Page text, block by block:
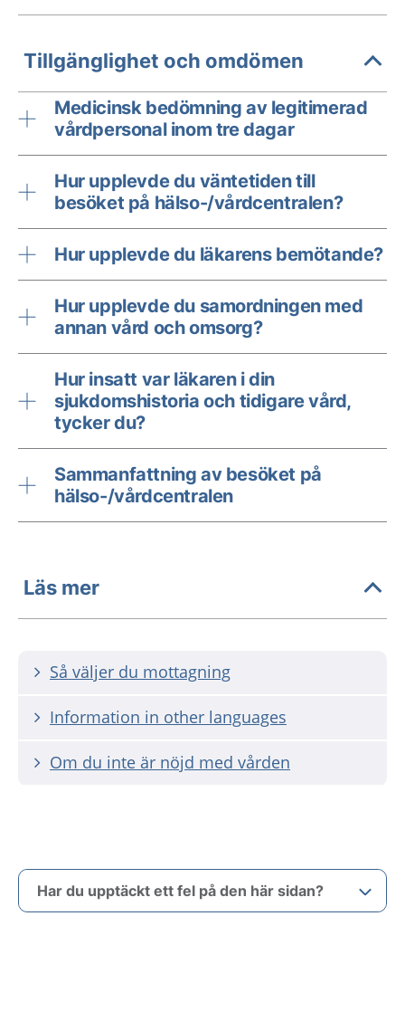
Tillgänglighet och omdömen
Medicinsk bedömning av legitimerad
vårdpersonal inom tre dagar
Hur upplevde du väntetiden till
besöket på hälso-/vårdcentralen?
Hur upplevde du läkarens bemötande?
Hur upplevde du samordningen med
annan vård och omsorg?
Hur insatt var läkaren i din
sjukdomshistoria och tidigare vård,
tycker du?
Sammanfattning av besöket på
hälso-/vårdcentralen
Läs mer
Så väljer du mottagning
Information in other languages
Om du inte är nöjd med vården
Har du upptäckt ett fel på den här sidan?